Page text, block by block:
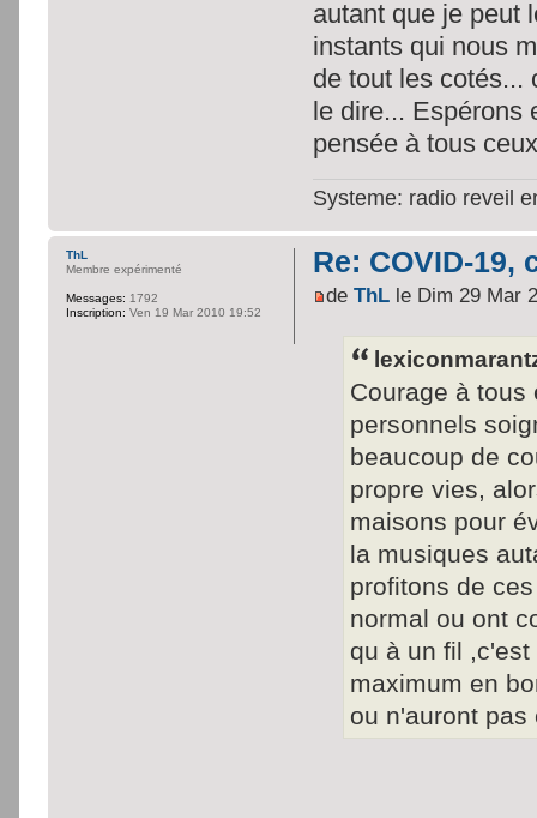
autant que je peut
instants qui nous
de tout les cotés...
le dire... Espérons
pensée à tous
Systeme: radio reveil
Re: COVID-19,
deThL le Dim 29 Mar
Courage à
personnels
beaucoup de
propre vies,
maisons pour
la musiques
profitons de
normal ou ont
qu à un fil
maximum en
ou n'auront pas
ThL
Membre expérimenté
Messages: 1792
Inscription: Ven 19 Mar 2010 19:52